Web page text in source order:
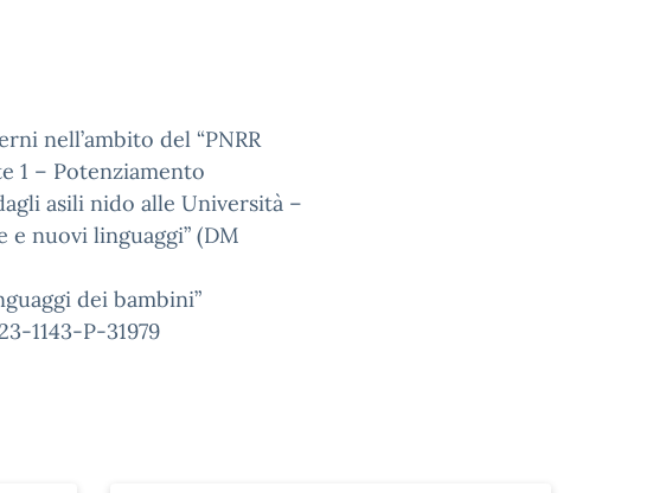
nell’ambito del “PNRR
1 – Potenziamento
asili nido alle Università –
e nuovi linguaggi” (DM
dei bambini”
1143-P-31979